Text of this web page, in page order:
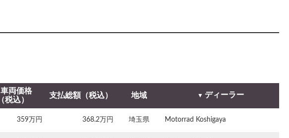
車両価格
（税込）
支払総額（税込） 地域 ディーラー
359万円 368.2万円 埼玉県 Motorrad Koshigaya